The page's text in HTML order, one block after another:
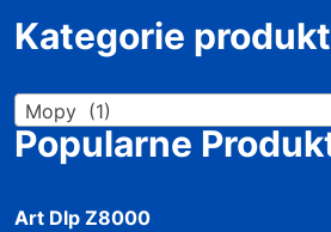
Kategorie
Mopy (1)
Popularne
Art Dlp Z8000